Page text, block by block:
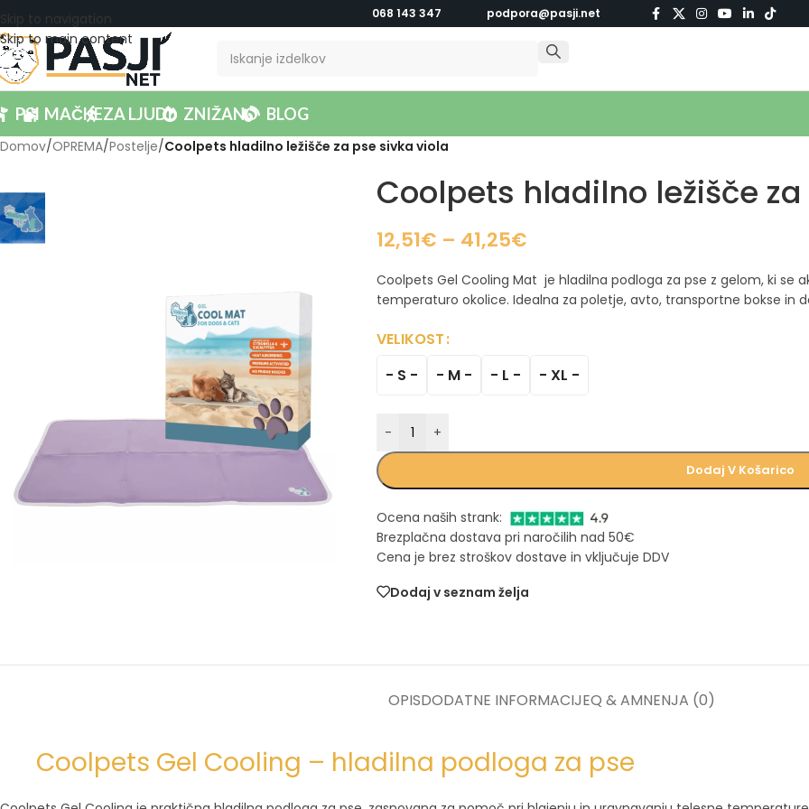
Skip to navigation
Skip to main content
068 143 347 podpora@pasji.net
PSI MAČKEZA LJUDI ZNIŽANO BLOG
Domov/OPREMA/Postelje/Coolpets hladilno ležišče za pse sivka viola
Coolpets hladilno ležišče
12,51€ – 41,25€
Coolpets Gel Cooling Mat je hladilna podloga za pse z gelom, ki se
temperaturo okolice. Idealna za poletje, avto, transportne bokse in
VELIKOST
- S -
- M - - L - - XL -
- +
Dodaj V Košarico
Ocena naših strank:
Brezplačna dostava pri naročilih nad 50€
Cena je brez stroškov dostave in vključuje DDV
Dodaj v seznam želja
OPISDODATNE INFORMACIJEQ & AMNENJA (0)
Coolpets Gel Cooling – hladilna podloga za pse